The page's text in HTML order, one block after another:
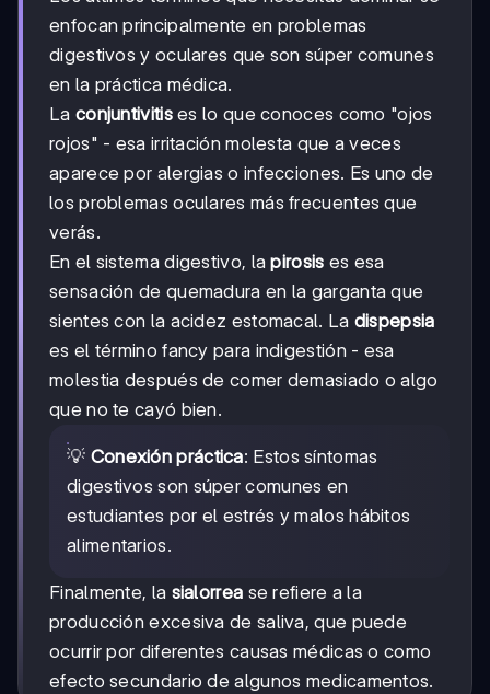
enfocan principalmente en problemas
digestivos y oculares que son súper comunes
en la práctica médica.
La conjuntivitises lo que conoces como "ojos
rojos" - esa irritación molesta que a veces
aparece por alergias o infecciones. Es uno de
los problemas oculares más frecuentes que
verás.
En el sistema digestivo, lapirosis es esa
sensación de quemadura en la garganta que
sientes con la acidez estomacal. La dispepsia
es el término fancy para indigestión - esa
molestia después de comer demasiado o algo
que no te cayó bien.
💡 Conexión práctica: Estos síntomas
digestivos son súper comunes en
estudiantes por el estrés y malos hábitos
alimentarios.
Finalmente, la sialorrea se refiere a la
producción excesiva de saliva, que puede
ocurrir por diferentes causas médicas o como
efecto secundario de algunos medicamentos.